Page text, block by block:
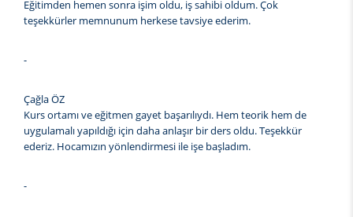
Eğitimden hemen sonra işim oldu, iş sahibi oldum. Çok
teşekkürler memnunum herkese tavsiye ederim.
-
Çağla ÖZ
Kurs ortamı ve eğitmen gayet başarılıydı. Hem teorik hem de
uygulamalı yapıldığı için daha anlaşır bir ders oldu. Teşekkür
ederiz. Hocamızın yönlendirmesi ile işe başladım.
-